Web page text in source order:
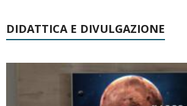
DIDATTICA E DIVULGAZIONE